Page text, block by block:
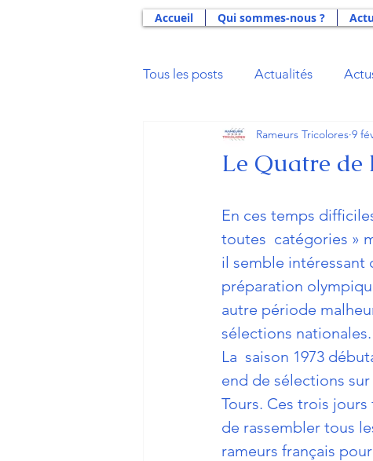
Accueil Qui sommes-nous ?
Tous les posts Actualités
Actus 2021 Actus 2020
Aide Double Projet U23
Gloires du Sport La Dénage
Le Quatre de
Rameurs Tricolores 9
En ces temps
toutes  catégories »
il semble intéressant
préparation
autre période
sélections nationales.
La  saison 1973
end de sélections
Tours. Ces trois jours
de rassembler tous
rameurs français